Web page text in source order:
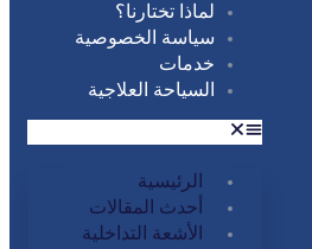
لماذا تختارنا؟
سياسة الخصوصية
خدمات
السياحة العلاجية
الرئيسية
أحدث المقالات
الأشعة التداخلية